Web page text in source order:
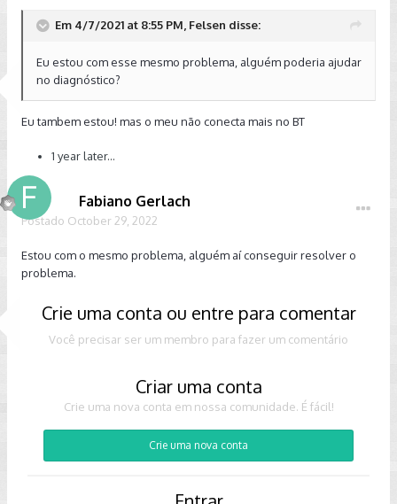
Em 4/7/2021 at 8:55 PM, Felsen disse:
Eu estou com esse mesmo problema, alguém poderia ajudar
no diagnóstico?
Eu tambem estou! mas o meu não conecta mais no BT
1 year later...
Fabiano Gerlach
Postado October 29, 2022
Estou com o mesmo problema, alguém aí conseguir resolver o
problema.
Crie uma conta ou entre para comentar
Você precisar ser um membro para fazer um comentário
Criar uma conta
Crie uma nova conta em nossa comunidade. É fácil!
Crie uma nova conta